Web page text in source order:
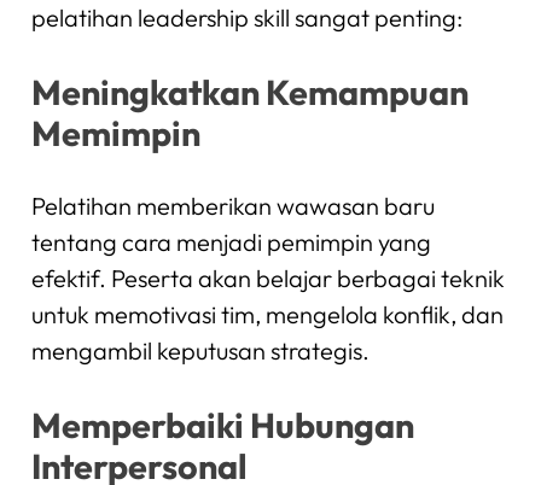
pelatihan leadership skill sangat penting:
Meningkatkan Kemampuan
Memimpin
Pelatihan memberikan wawasan baru
tentang cara menjadi pemimpin yang
efektif. Peserta akan belajar berbagai teknik
untuk memotivasi tim, mengelola konflik, dan
mengambil keputusan strategis.
Memperbaiki Hubungan
Interpersonal